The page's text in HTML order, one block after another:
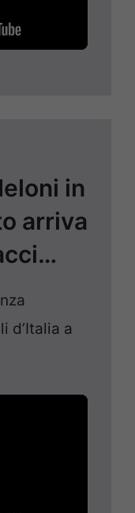
in
arriva
d’Italia a